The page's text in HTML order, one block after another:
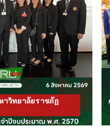
าวิทยาลัยราชภัฏ